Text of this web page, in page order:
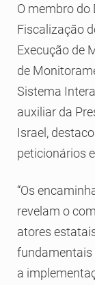
O membro
Fiscalização
Execução de
de
Sistema
auxiliar da
Israel,
peticionários
“Os
revelam o
atores
fundamentais
a